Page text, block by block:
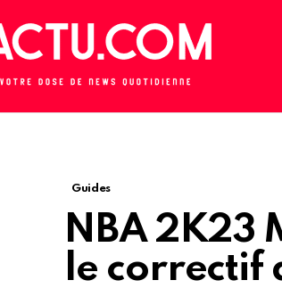
Guides
NBA 2K23
le correctif